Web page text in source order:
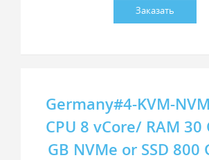
Заказать
Germany#4-KVM-
CPU 8 vCore/ RAM 30
GB NVMe or SSD 800